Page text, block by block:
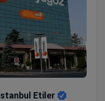
Etiler